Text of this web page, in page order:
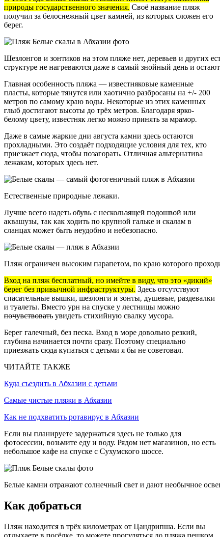
природы государственного значения. Своё название пляж
получил за белоснежный цвет камней, из которых сложен его
берег.
Шезлонгов и зонтиков на этом пляже нет, деревьев и других
структуре не нагреваются даже в самый знойный день и
Главная особенность пляжа — известняковые каменные
пласты, которые тянутся или хаотично разбросаны на +/- 200
метров по самому краю воды. Некоторые из этих каменных
глыб достигают высоты до трёх метров. Благодаря ярко-
белому цвету, известняк легко можно принять за мрамор.
Даже в самые жаркие дни августа камни здесь остаются
прохладными. Это создаёт подходящие условия для тех, кто
приезжает сюда, чтобы позагорать. Отличная альтернатива
лежакам, которых здесь нет.
Естественные природные лежаки.
Лучше всего надеть обувь с нескользящей подошвой или
аквашузы, так как ходить по крупной гальке и скалам в
сланцах может быть неудобно и небезопасно.
Пляж ограничен высоким парапетом, по краю которого
Вход на пляж бесплатный, но имейте в виду, что это «дикий»
берег без привычной инфраструктуры. Здесь отсутствуют
спасательные вышки, шезлонги и зонты, душевые, раздевалки
и туалеты. Вместо урн на спуске у лестницы можно
почувствовать увидеть стихийную свалку мусора.
Берег галечный, без песка. Вход в море довольно резкий,
глубина начинается почти сразу. Поэтому специально
приезжать сюда купаться с детьми я бы не советовал.
ЧИТАЙТЕ ТАКЖЕ
Куда съездить в Абхазии с детьми
Самые чистые пляжи в Абхазии
Как не подхватить ротавирус в Абхазии
Если вы планируете задержаться здесь не только для
фотосессии, возьмите еду и воду. Рядом нет магазинов, но есть
небольшое кафе на спуске с Сухумского шоссе.
Белые камни отражают солнечный свет и дают необычное
Как добраться
Пляж находится в трёх километрах от Цандрипша. Если вы
отдыхаете в посёлке, то можете прогуляться до пляжа пешком